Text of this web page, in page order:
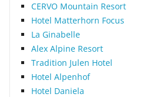
CERVO Mountain Resort
Hotel Matterhorn Focus
La Ginabelle
Alex Alpine Resort
Tradition Julen Hotel
Hotel Alpenhof
Hotel Daniela